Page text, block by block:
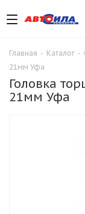
Главная - Каталог -
21мм Уфа
Головка
21мм Уфа